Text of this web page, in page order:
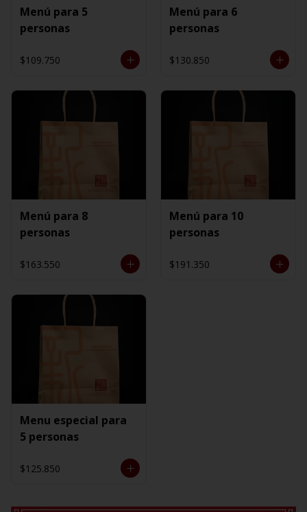
Menú para 5
personas
$109.750
Menú para 6
personas
$130.850
Menú para 8
personas
$163.550
Menú para 10
personas
$191.350
Menu especial para
5 personas
$125.850